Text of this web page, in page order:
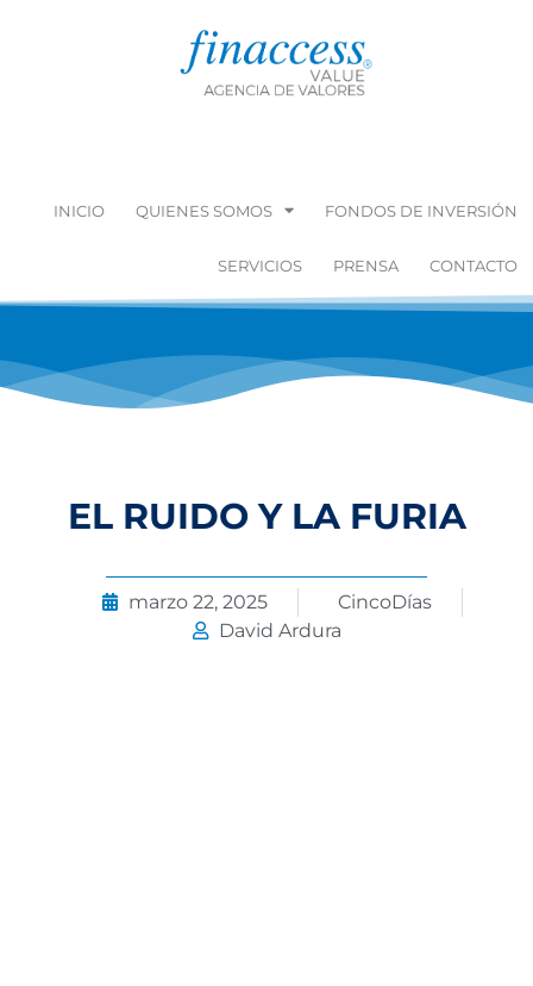
INICIO QUIENES SOMOS FONDOS DE INVERSIÓN
SERVICIOS PRENSA CONTACTO
EL RUIDO Y LA FURIA
marzo 22, 2025
CincoDías
David Ardura